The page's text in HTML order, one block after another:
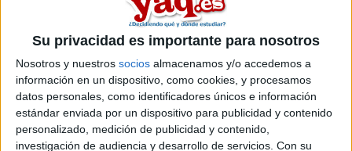
Su privacidad es importante para nosotros
Nosotros y nuestros socios almacenamos y/o accedemos a
información en un dispositivo, como cookies, y procesamos
datos personales, como identificadores únicos e información
estándar enviada por un dispositivo para publicidad y contenido
personalizado, medición de publicidad y contenido,
investigación de audiencia y desarrollo de servicios. Con su
hola, desde que empezo el tema de las preincripciones me
empiezan a pedir papeleos sobre mi minusvalia ( en mi caso
39% ) me gustaria saber que clase de ventajas puedo
obtener a partir de esto . y si no es mucho pedir dede estos
principios con las preincripciones hasta .. el final de la carrera
, por si sirviera de algo voy a empezar este año a estudiar
Educacion Especial.
Gracias a todos !